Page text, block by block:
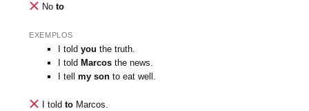
Noto
EXEMPLOS
I toldyou the truth.
I toldMarcos the news.
I tellmy son to eat well.
I toldto Marcos.